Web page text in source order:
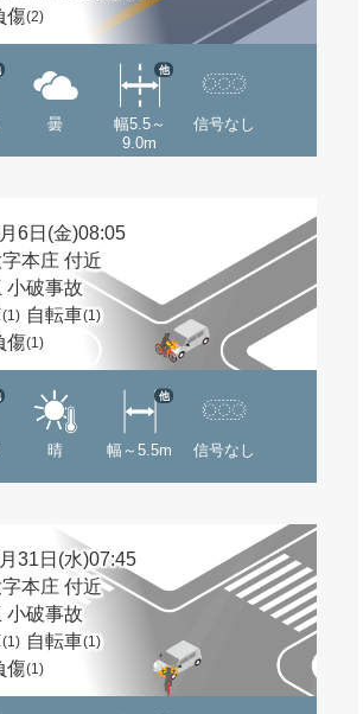
傷(2)
曇
幅5.5～
9.0m
他
信号なし
6日(金)08:05
本庄 付近
小破事故
(1) 自転車(1)
傷(1)
晴 幅～5.5m
他
信号なし
31日(水)07:45
本庄 付近
小破事故
(1) 自転車(1)
傷(1)